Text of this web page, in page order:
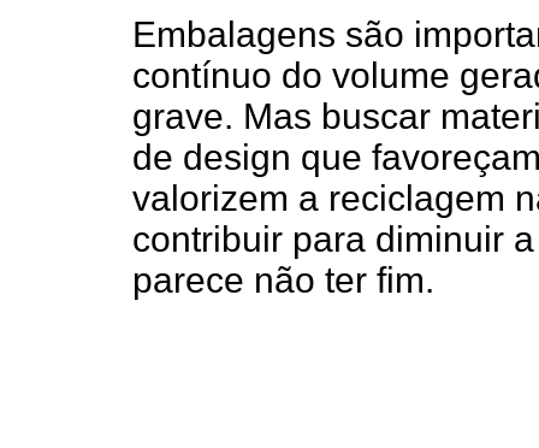
Embalagens são
contínuo do volume
grave. Mas buscar
de design que
valorizem a reciclagem
contribuir para diminuir
parece não ter fim.